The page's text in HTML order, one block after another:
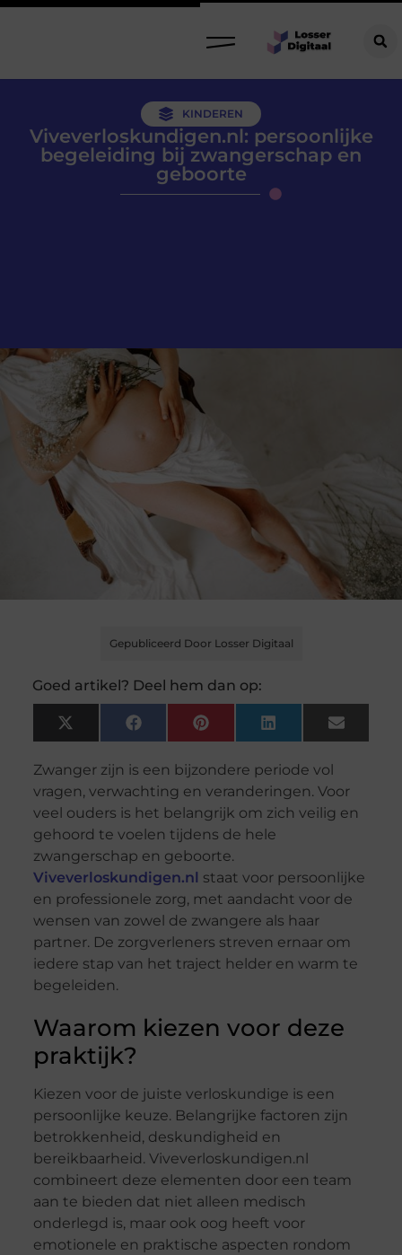
KINDEREN
Viveverloskundigen.nl: persoonlijke
begeleiding bij zwangerschap en
geboorte
Gepubliceerd Door Losser Digitaal
Goed artikel? Deel hem dan op:
X
(Twitter)
FacebookPinterest LinkedIn Email
Zwanger zijn is een bijzondere periode vol
vragen, verwachting en veranderingen. Voor
veel ouders is het belangrijk om zich veilig en
gehoord te voelen tijdens de hele
zwangerschap en geboorte.
Viveverloskundigen.nl staat voor persoonlijke
en professionele zorg, met aandacht voor de
wensen van zowel de zwangere als haar
partner. De zorgverleners streven ernaar om
iedere stap van het traject helder en warm te
begeleiden.
Waarom kiezen voor deze
praktijk?
Kiezen voor de juiste verloskundige is een
persoonlijke keuze. Belangrijke factoren zijn
betrokkenheid, deskundigheid en
bereikbaarheid. Viveverloskundigen.nl
combineert deze elementen door een team
aan te bieden dat niet alleen medisch
onderlegd is, maar ook oog heeft voor
emotionele en praktische aspecten rondom